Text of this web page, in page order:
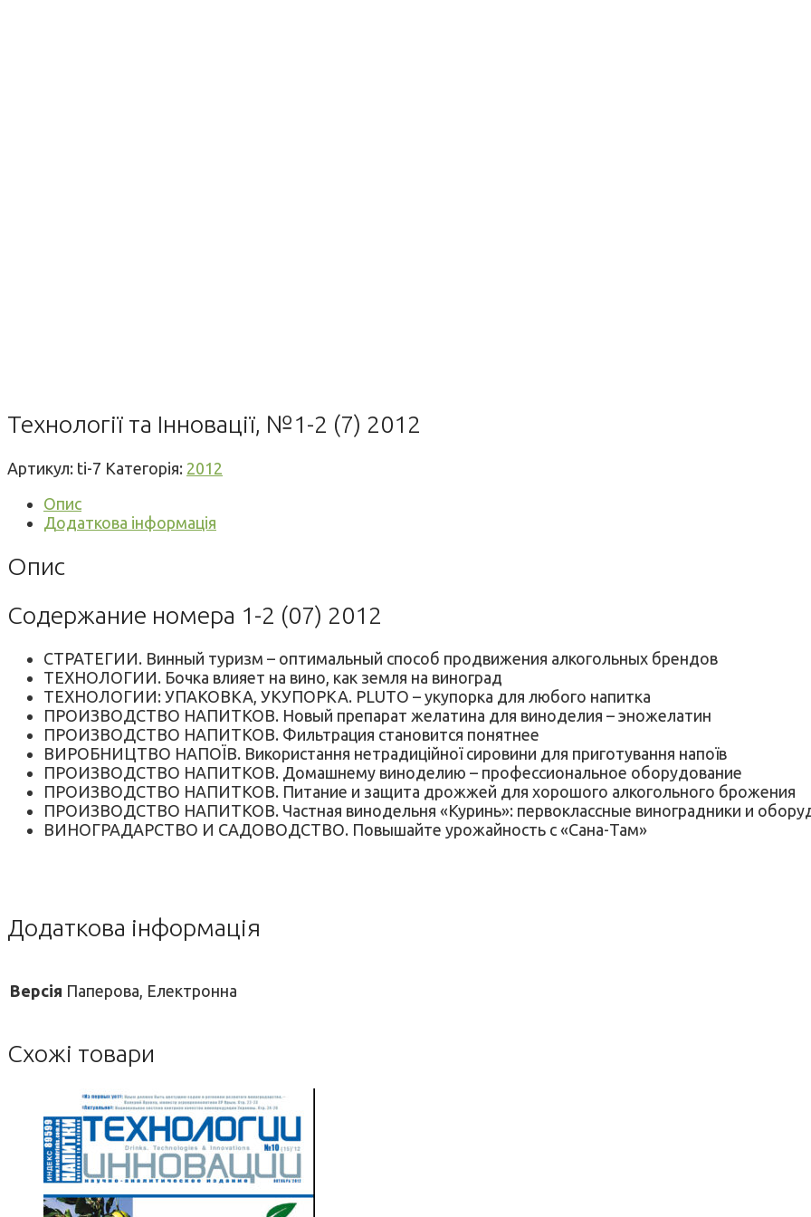
Технології та Інновації, №1-2 (7) 2012
Артикул: ti-7 Категорія: 2012
Опис
Додаткова інформація
Опис
Содержание номера 1-2 (07) 2012
СТРАТЕГИИ. Винный туризм – оптимальный способ продвижения алкогольных брендов
ТЕХНОЛОГИИ. Бочка влияет на вино, как земля на виноград
ТЕХНОЛОГИИ: УПАКОВКА, УКУПОРКА. PLUTO – укупорка для любого напитка
ПРОИЗВОДСТВО НАПИТКОВ. Новый препарат желатина для виноделия – эножелатин
ПРОИЗВОДСТВО НАПИТКОВ. Фильтрация становится понятнее
ВИРОБНИЦТВО НАПОЇВ. Використання нетрадиційної сировини для приготування напоїв
ПРОИЗВОДСТВО НАПИТКОВ. Домашнему виноделию – профессиональное оборудование
ПРОИЗВОДСТВО НАПИТКОВ. Питание и защита дрожжей для хорошого алкогольного брожения
ПРОИЗВОДСТВО НАПИТКОВ. Частная винодельня «Куринь»: первоклассные виноградники и
ВИНОГРАДАРСТВО И САДОВОДСТВО. Повышайте урожайность с «Сана-Там»
Додаткова інформація
Версія Паперова, Електронна
Схожі товари